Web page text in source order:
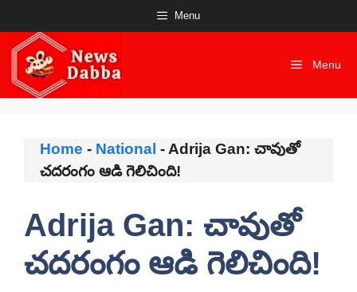
to
content
Menu
Menu
Home - National - Adrija Gan: చావుతో
చదరంగం ఆడి గెలిచింది!
Adrija Gan: చావుతో
చదరంగం ఆడి గెలిచింది!